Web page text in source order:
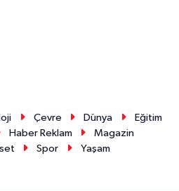
Çevre Dünya
Eğitim
Haber Reklam
Magazin
Spor Yaşam